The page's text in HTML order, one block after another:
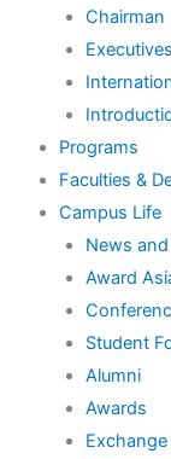
Chairman
Executives
Programs
Faculties &
Campus Life
News
Award
Student
Alumni
Awards